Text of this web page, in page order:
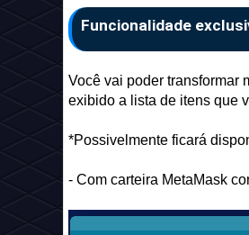
Funcionalidade
Você vai poder transformar
exibido a lista de itens que
*Possivelmente ficará
- Com carteira MetaMask